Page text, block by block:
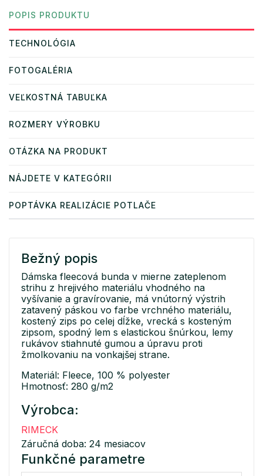
POPIS PRODUKTU
TECHNOLÓGIA
FOTOGALÉRIA
VEĽKOSTNÁ TABUĽKA
ROZMERY VÝROBKU
OTÁZKA NA PRODUKT
NÁJDETE V KATEGÓRII
POPTÁVKA REALIZÁCIE POTLAČE
Bežný popis
Dámska fleecová bunda v mierne zateplenom
strihu z hrejivého materiálu vhodného na
vyšívanie a gravírovanie, má vnútorný výstrih
zatavený páskou vo farbe vrchného materiálu,
kostený zips po celej dĺžke, vrecká s kosteným
zipsom, spodný lem s elastickou šnúrkou, lemy
rukávov stiahnuté gumou a úpravu proti
žmolkovaniu na vonkajšej strane.
Materiál: Fleece, 100 % polyester
Hmotnosť: 280 g/m2
Výrobca:
RIMECK
Záručná doba: 24 mesiacov
Funkčné parametre